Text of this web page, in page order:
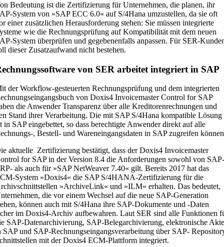
Bedeutung ist die Zertifizierung für Unternehmen, die planen, ihr
System von »SAP ECC 6.0« auf S/4Hana umzustellen, da sie oft
einer zusätzlichen Herausforderung stehen: Sie müssen integrierte
wie die Rechnungsprüfung auf Kompatibilität mit dem neuen
System überprüfen und gegebenenfalls anpassen. Für SER-
dieser Zusatzaufwand nicht bestehen.
von SER arbeitet integriert in SAP
der Workflow-gesteuerten Rechnungsprüfung und dem integrierten
von Doxis4 Invoicemaster Control for SAP
die Anwender Transparenz über alle Kreditorenrechnungen und
Stand ihrer Verarbeitung. Die mit SAP S/4Hana kompatible Lösung
in SAP eingebettet, so dass berechtigte Anwender direkt auf alle
, Bestell- und Wareneingangsdaten in SAP zugreifen
aktuelle Zertifizierung bestätigt, dass der Doxis4 Invoicemaster
for SAP in der Version 8.4 die Anforderungen sowohl von
als auch für »SAP NetWeaver 7.40« gilt. Bereits 2017 hat das
System »Doxis4« die SAP S/4HANA-Zertifizierung für die
»ArchiveLink« und »ILM« erhalten. Das bedeutet,
die vor einem Wechsel auf die neue SAP-Generation
können auch mit S/4Hana ihre SAP-Dokumente und -Daten
im Doxis4-Archiv aufbewahren. Laut SER sind alle Funktionen
SAP-Datenarchivierung, SAP-Belegarchivierung, elektronische
SAP und SAP-Rechnungseingangsverarbeitung über SAP-
mit der Doxis4 ECM-Plattform integriert.